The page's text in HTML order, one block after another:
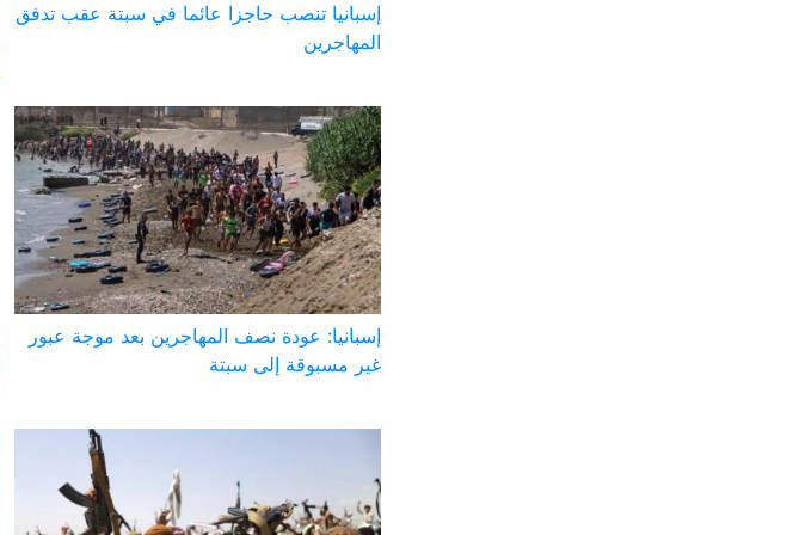
إسبانيا تنصب حاجزا عائما في سبتة عقب تدفق
المهاجرين
إسبانيا: عودة نصف المهاجرين بعد موجة عبور
غير مسبوقة إلى سبتة